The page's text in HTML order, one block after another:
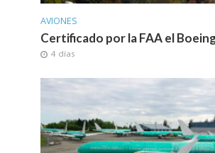
AVIONES
Certificado por la FAA el
4 días